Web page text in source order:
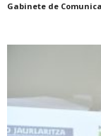
Gabinete de